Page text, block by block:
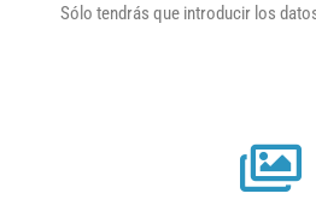
Sólo tendrás que introducir los